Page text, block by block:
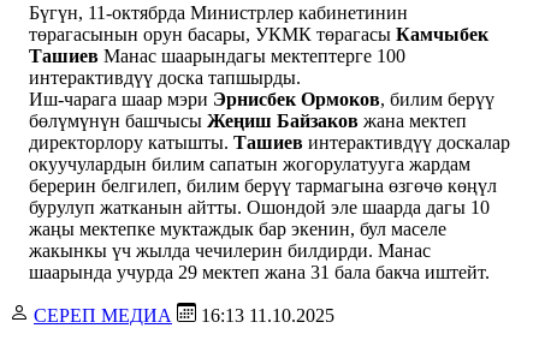
Бүгүн, 11-октябрда Министрлер кабинетинин
төрагасынын орун басары, УКМК төрагасы Камчыбек
Ташиев Манас шаарындагы мектептерге 100
интерактивдүү доска тапшырды.
Иш-чарага шаар мэри Эрнисбек Ормоков, билим берүү
бөлүмүнүн башчысы Жеңиш Байзаков жана мектеп
директорлору катышты. Ташиев интерактивдүү доскалар
окуучулардын билим сапатын жогорулатууга жардам
берерин белгилеп, билим берүү тармагына өзгөчө көңүл
бурулуп жатканын айтты. Ошондой эле шаарда дагы 10
жаңы мектепке муктаждык бар экенин, бул маселе
жакынкы үч жылда чечилерин билдирди. Манас
шаарында учурда 29 мектеп жана 31 бала бакча иштейт.
СЕРЕП МЕДИА 16:13 11.10.2025